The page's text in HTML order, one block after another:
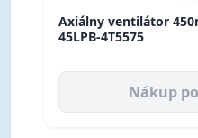
Axiálny ventilátor
45LPB-4T5575
Nákup